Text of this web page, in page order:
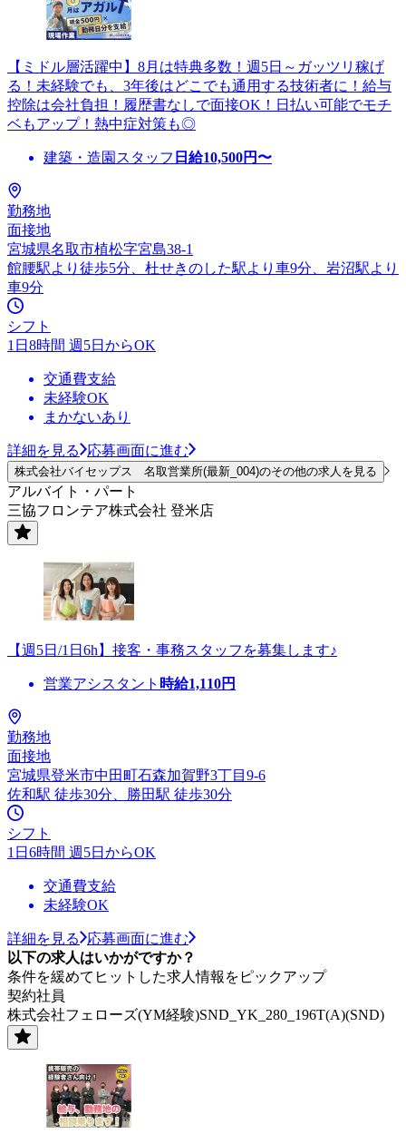
【ミドル層活躍中】8月は特典多数！週5日～ガッツリ稼げ
る！未経験でも、3年後はどこでも通用する技術者に！給与
控除は会社負担！履歴書なしで面接OK！日払い可能でモチ
ベもアップ！熱中症対策も◎
建築・造園スタッフ 日給10,500円〜
勤務地
面接地
宮城県名取市植松字宮島38-1
館腰駅より徒歩5分、杜せきのした駅より車9分、岩沼駅より
車9分
シフト
1日8時間 週5日からOK
交通費支給
未経験OK
まかないあり
詳細を見る 応募画面に進む
株式会社バイセップス 名取営業所(最新_004)のその他の求人を見る
アルバイト・パート
三協フロンテア株式会社 登米店
【週5日/1日6h】接客・事務スタッフを募集します♪
営業アシスタント 時給1,110円
勤務地
面接地
宮城県登米市中田町石森加賀野3丁目9-6
佐和駅 徒歩30分、勝田駅 徒歩30分
シフト
1日6時間 週5日からOK
交通費支給
未経験OK
詳細を見る
応募画面に進む
以下の求人はいかがですか？
条件を緩めてヒットした求人情報をピックアップ
契約社員
株式会社フェローズ(YM経験)SND_YK_280_196T(A)(SND)